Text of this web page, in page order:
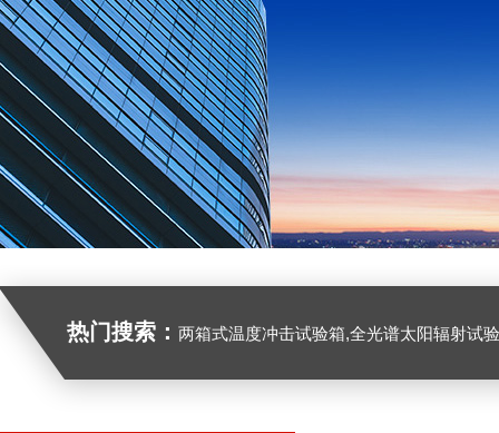
热门搜索： 两箱式温度冲击试验箱,全光谱太阳辐射试